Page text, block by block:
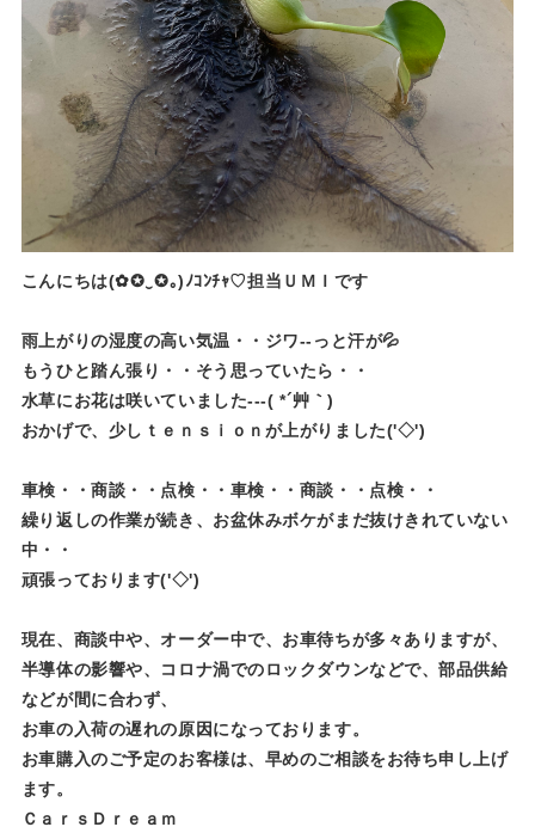
こんにちは(✿✪‿✪｡)ﾉｺﾝﾁｬ♡担当ＵＭＩです
雨上がりの湿度の高い気温・・ジワ--っと汗が💦
もうひと踏ん張り・・そう思っていたら・・
水草にお花は咲いていました---( *´艸｀)
おかげで、少しｔｅｎｓｉｏｎが上がりました('◇')ゞ
車検・・商談・・点検・・車検・・商談・・点検・・
繰り返しの作業が続き、お盆休みボケがまだ抜けきれていない
中・・
頑張っております('◇')ゞ
現在、商談中や、オーダー中で、お車待ちが多々ありますが、
半導体の影響や、コロナ渦でのロックダウンなどで、部品供給
などが間に合わず、
お車の入荷の遅れの原因になっております。
お車購入のご予定のお客様は、早めのご相談をお待ち申し上げ
ます。
ＣａｒｓＤｒｅａｍ